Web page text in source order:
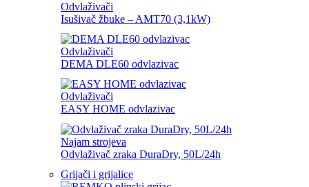
Odvlaživači
Isušivač žbuke – AMT70 (3,1kW)
Odvlaživači
DEMA DLE60 odvlazivac
Odvlaživači
EASY HOME odvlazivac
Najam strojeva
Odvlaživač zraka DuraDry, 50L/24h
Grijači i grijalice